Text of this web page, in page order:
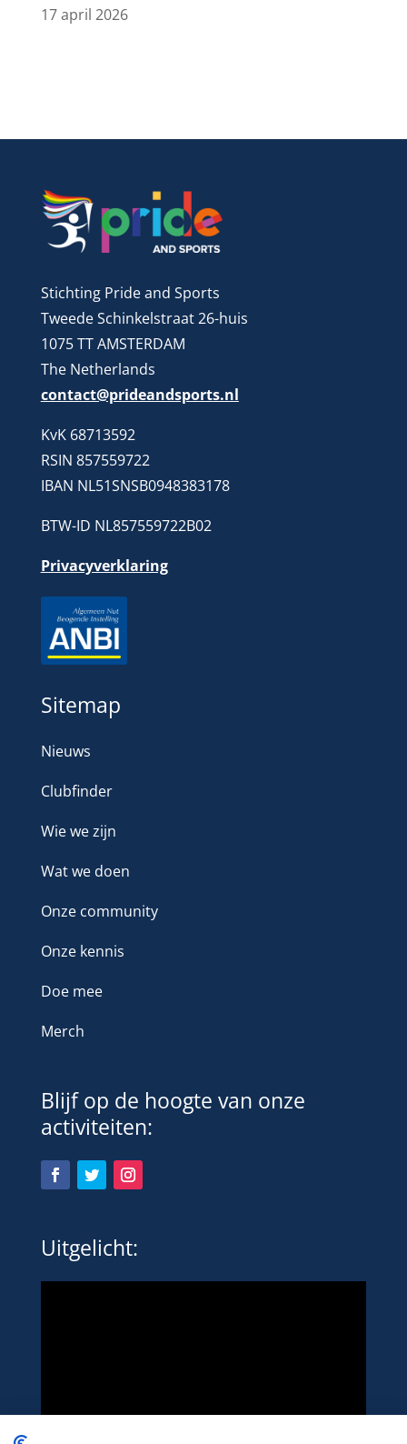
17 april 2026
Stichting Pride and Sports
Tweede Schinkelstraat 26-huis
1075 TT AMSTERDAM
The Netherlands
contact@prideandsports.nl
KvK 68713592
RSIN 857559722
IBAN NL51SNSB0948383178
BTW-ID NL857559722B02
Privacyverklaring
Sitemap
Nieuws
Clubfinder
Wie we zijn
Wat we doen
Onze community
Onze kennis
Doe mee
Merch
Blijf op de hoogte van onze
activiteiten:
Uitgelicht: